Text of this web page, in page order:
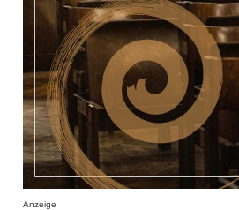
Anzeige